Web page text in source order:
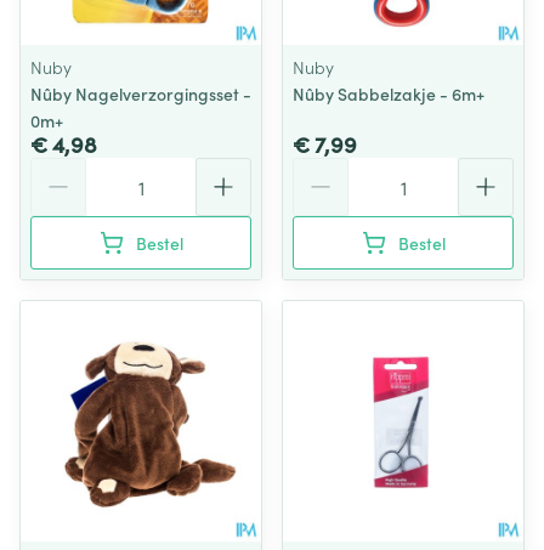
Nuby
Nûby Nagelverzorgingsset -
0m+
€ 4,98
Bestel
Nuby
Nûby Sabbelzakje - 6m+
€ 7,99
Bestel